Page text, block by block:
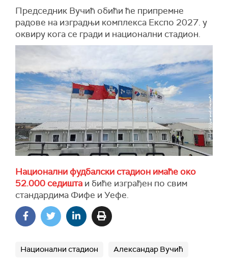
Председник Вучић oбићи ће припремне
радове на изградњи комплекса Eкспо 2027. у
оквиру кога се гради и национални стадион.
Национални фудбалски стадион имаће око
52.000 седишта и биће изграђен по свим
стандардима Фифе и Уефе.
Национални стадион Александар Вучић